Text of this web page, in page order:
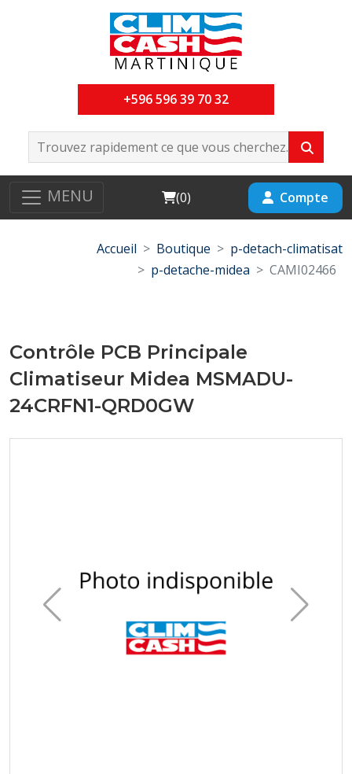
+596 596 39 70 32
MENU Cart
(0) Compte
Accueil Boutique
p-detach-climatisat
p-detache-midea
CAMI02466
Contrôle PCB Principale
Climatiseur Midea MSMADU-
24CRFN1-QRD0GW